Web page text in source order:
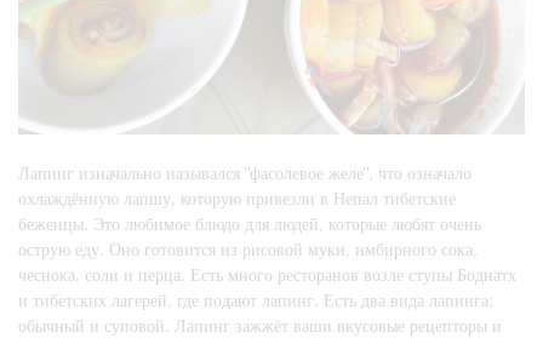
Лапинг изначально назывался "фасолевое желе", что означало
охлаждённую лапшу, которую привезли в Непал тибетские
беженцы. Это любимое блюдо для людей, которые любят очень
острую еду. Оно готовится из рисовой муки, имбирного сока,
чеснока, соли и перца. Есть много ресторанов возле ступы Боднатх
и тибетских лагерей, где подают лапинг. Есть два вида лапинга:
обычный и суповой. Лапинг зажжёт ваши вкусовые рецепторы и